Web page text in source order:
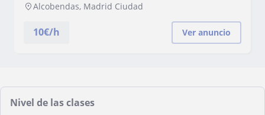
Alcobendas, Madrid Ciudad
10€/h Ver anuncio
Nivel de las clases